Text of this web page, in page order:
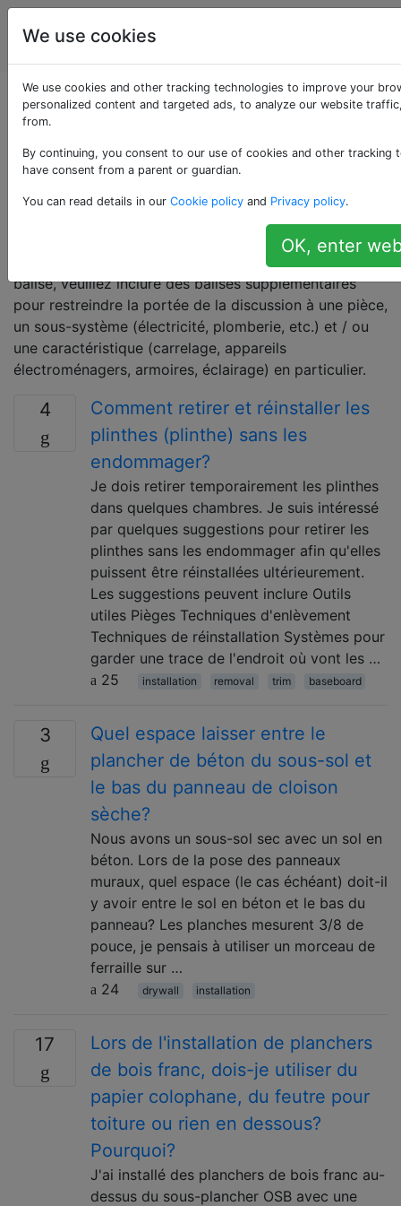
Amélioration
de l'habitat
Questions marquées
«installation»
Pour les questions relatives à l'insertion correcte d'un
un bâtiment ou une autre structure. Comme ce sujet
est très large en général, lorsque vous utilisez cette
balise, veuillez inclure des balises supplémentaires
pour restreindre la portée de la discussion à une pièce,
un sous-système (électricité, plomberie, etc.) et / ou
une caractéristique (carrelage, appareils
électroménagers, armoires, éclairage) en particulier.
4
Comment retirer et réinstaller les
plinthes (plinthe) sans les
endommager?
Je dois retirer temporairement les plinthes
dans quelques chambres. Je suis intéressé
par quelques suggestions pour retirer les
plinthes sans les endommager afin qu'elles
puissent être réinstallées ultérieurement.
Les suggestions peuvent inclure Outils
utiles Pièges Techniques d'enlèvement
Techniques de réinstallation Systèmes pour
garder une trace de l'endroit où vont les …
25
installation removal trim baseboard
3
Quel espace laisser entre le
plancher de béton du sous-sol et
le bas du panneau de cloison
sèche?
Nous avons un sous-sol sec avec un sol en
béton. Lors de la pose des panneaux
muraux, quel espace (le cas échéant) doit-il
y avoir entre le sol en béton et le bas du
panneau? Les planches mesurent 3/8 de
pouce, je pensais à utiliser un morceau de
ferraille sur …
24
drywall installation
17
Lors de l'installation de planchers
de bois franc, dois-je utiliser du
papier colophane, du feutre pour
toiture ou rien en dessous?
Pourquoi?
J'ai installé des planchers de bois franc au-
dessus du sous-plancher OSB avec une
We use cookies
We use cookies and other tracking technologies to improve your
personalized content and targeted ads, to analyze our website
from.
By continuing, you consent to our use of cookies and other
have consent from a parent or guardian.
You can read details in our Cookie policy and Privacy policy.
OK, enter